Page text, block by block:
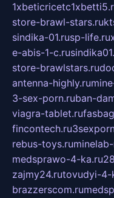
store-brawl-stars.ru
sindika-01.rusp-life.ru
e-abis-1-c.ru
store-brawlstars.ru
antenna-highly.ru
3-sex-porn.ruban-
viagra-tablet.ru
fincontech.ru
rebus-toys.ru
medsprawo-4-ka.ru
zajmy24.rutovudyi-4-
brazzerscom.ru